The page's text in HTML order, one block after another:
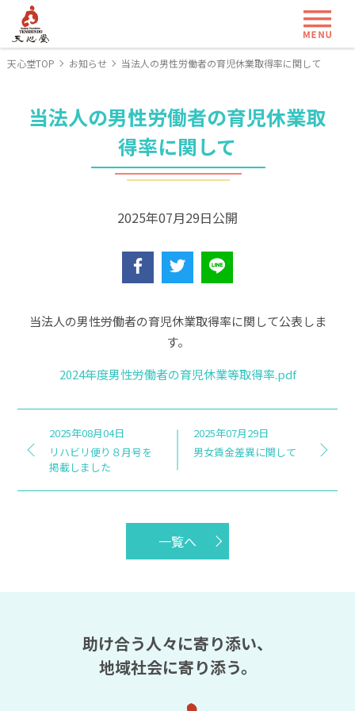
天心堂TOP お知らせ 当法人の男性労働者の育児休業取得率に関して
当法人の男性労働者の育児休業取
得率に関して
2025年07月29日公開
当法人の男性労働者の育児休業取得率に関して公表しま
す。
2024年度男性労働者の育児休業等取得率.pdf
2025年08月04日
リハビリ便り８月号を
掲載しました
2025年07月29日
男女賃金差異に関して
一覧へ
助け合う人々に寄り添い、
地域社会に寄り添う。